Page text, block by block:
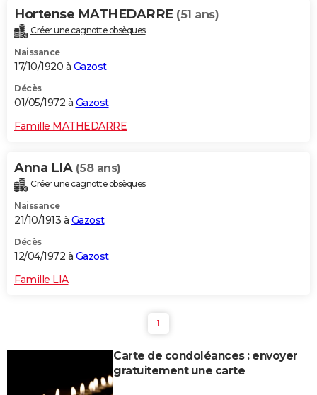
Hortense MATHEDARRE (51 ans)
Créer une cagnotte obsèques
Naissance
17/10/1920 à Gazost
Décès
01/05/1972 à Gazost
Famille MATHEDARRE
Anna LIA (58 ans)
Créer une cagnotte obsèques
Naissance
21/10/1913 à Gazost
Décès
12/04/1972 à Gazost
Famille LIA
1
Carte de condoléances : envoyer
gratuitement une carte